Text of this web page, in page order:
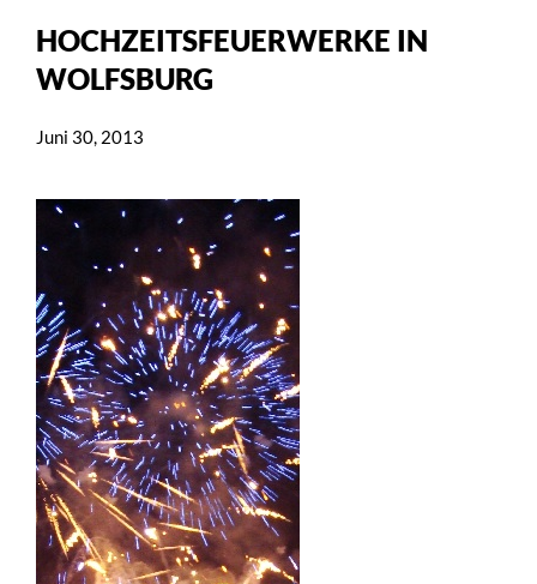
HOCHZEITSFEUERWERKE IN
WOLFSBURG
Juni 30, 2013